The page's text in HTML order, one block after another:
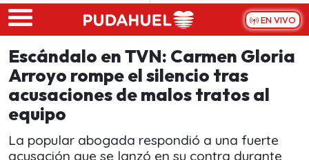
Skip to main content
EN VIVO
Escándalo en TVN: Carmen Gloria
Arroyo rompe el silencio tras
acusaciones de malos tratos al
equipo
La popular abogada respondió a una fuerte
acusación que se lanzó en su contra durante